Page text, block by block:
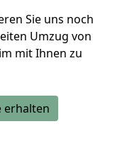
Sie uns noch
Umzug von
mit Ihnen zu
erhalten